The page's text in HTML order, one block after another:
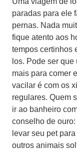
paradas para ele
pernas. Nada
fique atento aos
tempos certinhos
los. Pode ser
mais para comer
vacilar é com os
regulares. Quem
ir ao banheiro
conselho de
levar seu pet
outros animais